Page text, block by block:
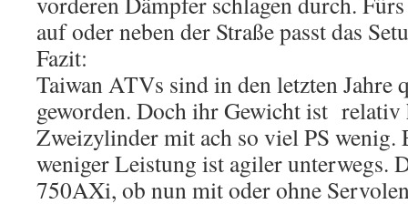
auf oder neben der Straße passt das
Fazit:
Taiwan ATVs sind in den letzten Jahre
geworden. Doch ihr Gewicht ist relativ
Zweizylinder mit ach so viel PS
weniger Leistung ist agiler unterwegs.
750AXi, ob nun mit oder ohne